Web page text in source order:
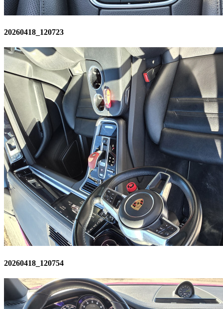
20260418_120723
20260418_120754